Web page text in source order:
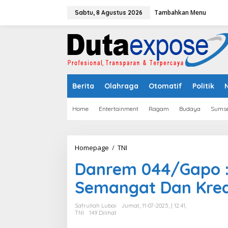
Sabtu, 8 Agustus 2026 Tambahkan Menu
Berita Olahraga Otomatif Politik
Home Entertainment Ragam Budaya
Homepage / TNI
n
r
e
m
0
Danrem 044/Gapo
Semangat Dan
Safrullah Lubai
Jumat, 11-07-2025, | 12:41,
TNI
149 Dilihat